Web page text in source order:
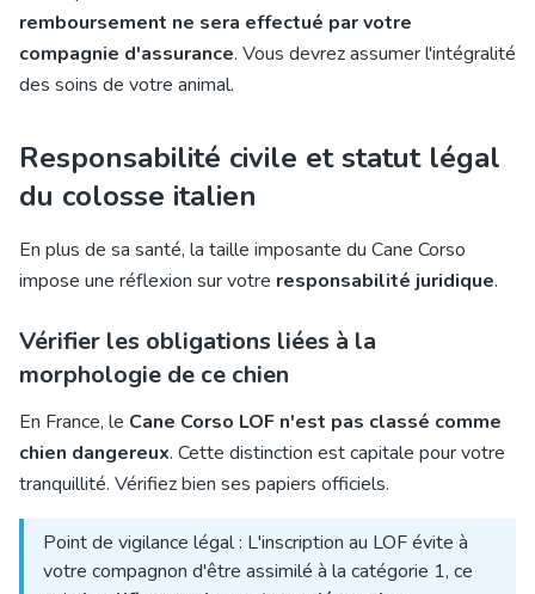
remboursement ne sera effectué par votre
compagnie d'assurance. Vous devrez assumer l'intégralité
des soins de votre animal.
Responsabilité civile et statut légal
du colosse italien
En plus de sa santé, la taille imposante du Cane Corso
impose une réflexion sur votre responsabilité juridique.
Vérifier les obligations liées à la
morphologie de ce chien
En France, le Cane Corso LOF n'est pas classé comme
chien dangereux. Cette distinction est capitale pour votre
tranquillité. Vérifiez bien ses papiers officiels.
Point de vigilance légal : L'inscription au LOF évite à
votre compagnon d'être assimilé à la catégorie 1, ce